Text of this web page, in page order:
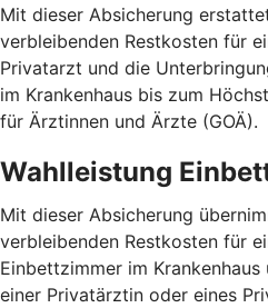
Mit dieser Absicherung
verbleibenden Restkosten für
Privatarzt und die
im Krankenhaus bis zum
für Ärztinnen und Ärzte (GOÄ).
Wahlleistung
Mit dieser Absicherung
verbleibenden Restkosten für
Einbettzimmer im
einer Privatärztin oder eines